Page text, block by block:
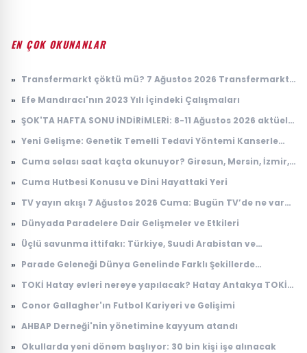
EN ÇOK OKUNANLAR
» Transfermarkt çöktü mü? 7 Ağustos 2026 Transfermarkt
» Efe Mandıracı'nın 2023 Yılı İçindeki Çalışmaları
» ŞOK'TA HAFTA SONU İNDİRİMLERİ: 8-11 Ağustos 2026 aktüel
» Yeni Gelişme: Genetik Temelli Tedavi Yöntemi Kanserle
» Cuma selası saat kaçta okunuyor? Giresun, Mersin, İzmir,
» Cuma Hutbesi Konusu ve Dini Hayattaki Yeri
» TV yayın akışı 7 Ağustos 2026 Cuma: Bugün TV’de ne var?
akışı
» Dünyada Paradelere Dair Gelişmeler ve Etkileri
» Üçlü savunma ittifakı: Türkiye, Suudi Arabistan ve
» Parade Geleneği Dünya Genelinde Farklı Şekillerde
» TOKİ Hatay evleri nereye yapılacak? Hatay Antakya TOKİ
» Conor Gallagher'ın Futbol Kariyeri ve Gelişimi
» AHBAP Derneği'nin yönetimine kayyum atandı
» Okullarda yeni dönem başlıyor: 30 bin kişi işe alınacak